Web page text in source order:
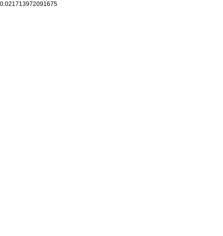
0.021713972091675